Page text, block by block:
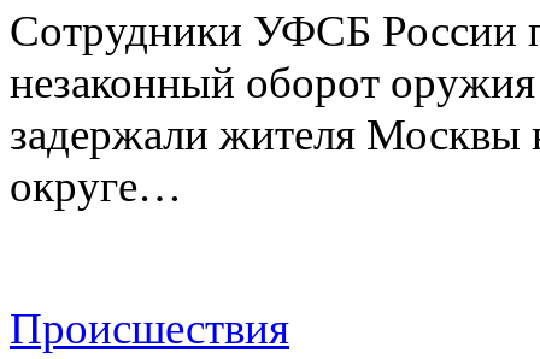
Сотрудники УФСБ России
незаконный оборот
задержали жителя
округе…
Происшествия